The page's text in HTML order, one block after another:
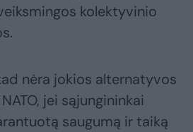
kolektyvinio
nėra jokios alternatyvos
jei sąjungininkai
saugumą ir taiką